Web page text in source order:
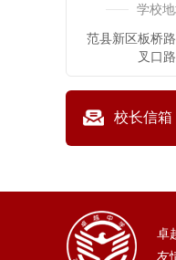
学校
范县新区板桥
叉口
校长信箱
卓
友